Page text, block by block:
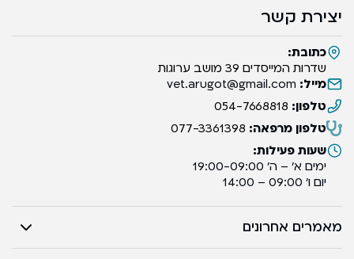
יצירת קשר
כתובת:
שדרות המייסדים 39 מושב ערוגות
מייל: vet.arugot@gmail.com
טלפון: 054-7668818
טלפון מרפאה: 077-3361398
שעות פעילות:
ימים א’ – ה’ 19:00-09:00
יום ו’ 09:00 – 14:00
מאמרים אחרונים